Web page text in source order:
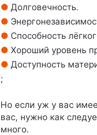
Долговечность.
Способность
Хороший уровень
Доступность
;
Но если уж у вас
вас, нужно как
много.